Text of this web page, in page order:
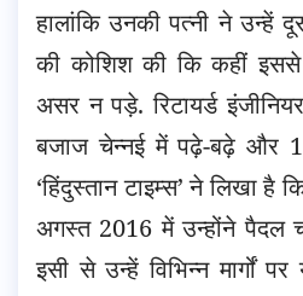
हालांकि उनकी पत्नी ने उन्हें
की कोशिश की कि कहीं
असर न पड़े. रिटायर्ड
बजाज चेन्नई में पढ़े-बढ़े और
‘हिंदुस्तान टाइम्स’ ने लिखा
अगस्त 2016 में उन्होंने पैदल
इसी से उन्हें विभिन्न मार्गों